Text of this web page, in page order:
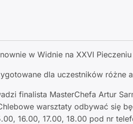
w Widnie na XXVI Pieczeniu
dla uczestników różne
finalista MasterChefa Artur
warsztaty odbywać się
16.00, 17.00, 18.00 pod nr